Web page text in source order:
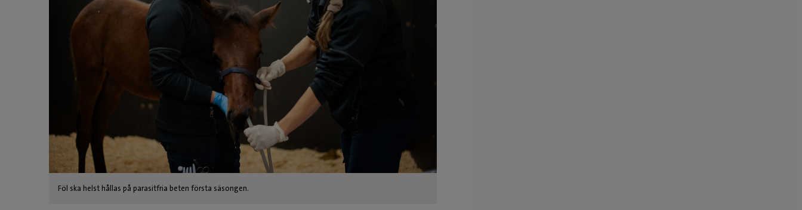
Föl ska helst hållas på parasitfria beten första säsongen.